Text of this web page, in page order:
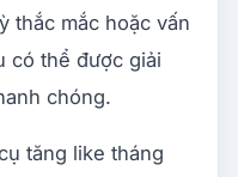
thắc mắc hoặc vấn
có thể được giải
chóng.
tăng like tháng